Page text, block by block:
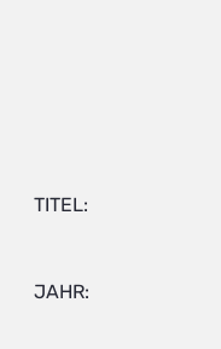
TITEL:
JAHR: